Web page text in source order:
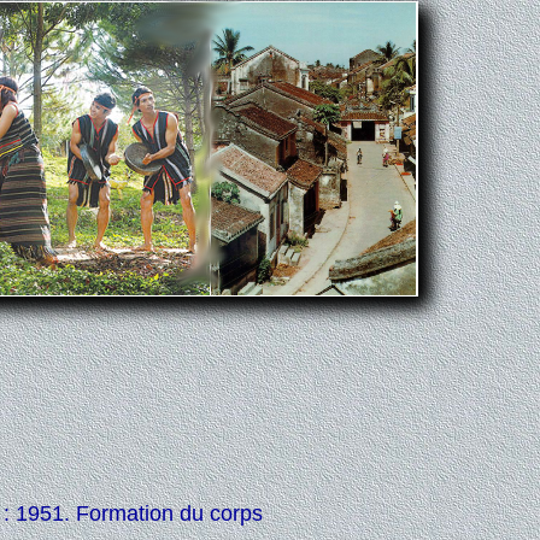
1951. Formation du corps